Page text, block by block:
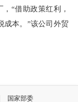
“借助政策红利，
成本。”该公司外贸
国家部委